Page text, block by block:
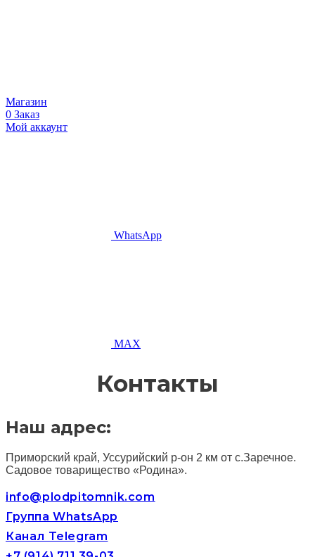
Магазин
0 Заказ
Мой аккаунт
WhatsApp
MAX
Контакты
Наш адрес:
Приморский край, Уссурийский р-он 2 км от с.Заречное.
Садовое товарищество «Родина».
info@plodpitomnik.com
Группа WhatsApp
Канал Telegram